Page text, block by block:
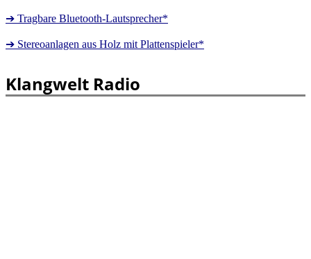
➔ Tragbare Bluetooth-Lautsprecher*
➔ Stereoanlagen aus Holz mit Plattenspieler*
Klangwelt Radio